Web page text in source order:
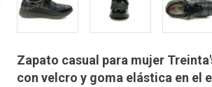
Zapato casual para mujer
con velcro y goma elástica en el